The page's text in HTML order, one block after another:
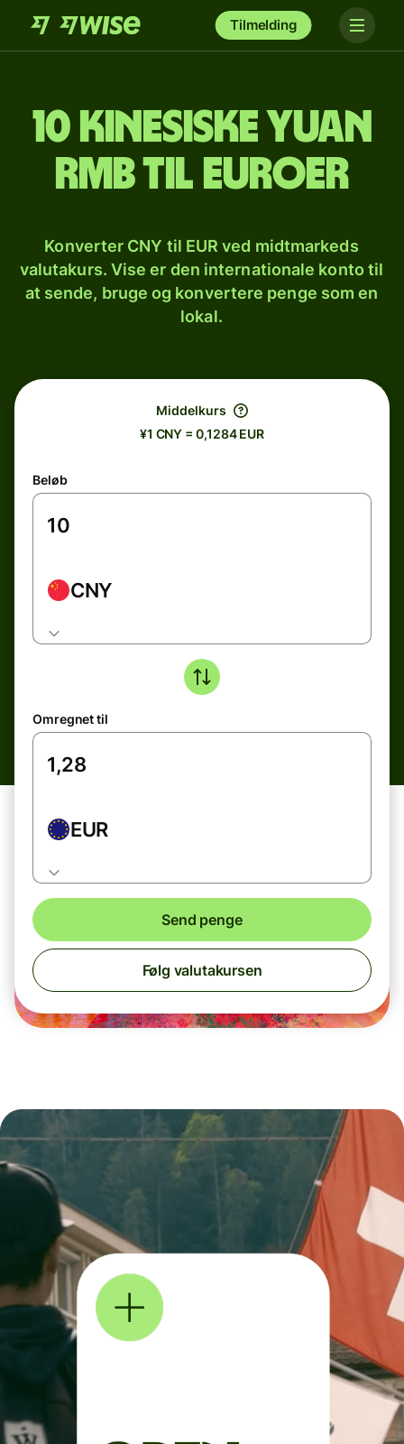
Tilmelding
10 kinesiske yuan
rmb til euroer
Konverter CNY til EUR ved midtmarkeds
valutakurs. Vise er den internationale konto til
at sende, bruge og konvertere penge som en
lokal.
Middelkurs
¥1 CNY = 0,1284 EUR
Beløb
CNY
Omregnet til
EUR
Send penge
Følg valutakursen